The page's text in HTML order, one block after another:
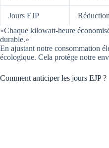
Jours EJP
«Chaque kilowatt-heure
durable.»
En ajustant notre consommation
écologique. Cela protège notre
Comment anticiper les jours EJP ?